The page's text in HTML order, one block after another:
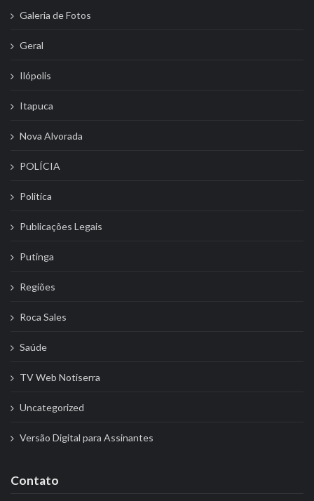
Galeria de Fotos
Geral
Ilópolis
Itapuca
Nova Alvorada
POLÍCIA
Politíca
Publicações Legais
Putinga
Regiões
Roca Sales
Saúde
TV Web Notiserra
Uncategorized
Versão Digital para Assinantes
Contato